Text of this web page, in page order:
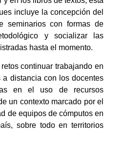
incluye la concepción del
seminarios con formas de
y socializar las
hasta el momento.
continuar trabajando en
a distancia con los docentes
en el uso de recursos
un contexto marcado por el
de equipos de cómputos en
sobre todo en territorios